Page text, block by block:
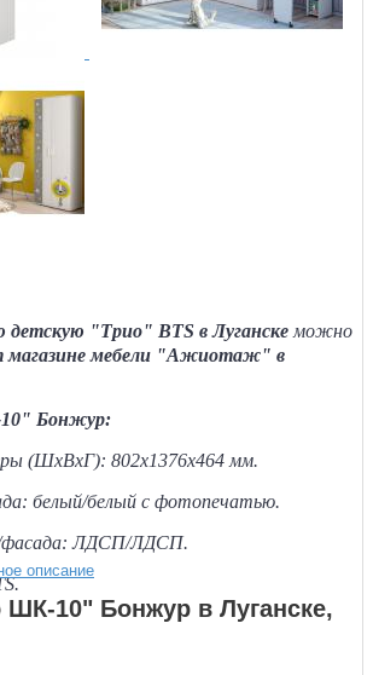
детскую "Трио" BTS в Луганске можно
магазине мебели "Ажиотаж" в
Бонжур:
(ШхВхГ): 802х1376х464 мм.
белый/белый с фотопечатью.
фасада: ЛДСП/ЛДСП.
описание
10" Бонжур в Луганске,